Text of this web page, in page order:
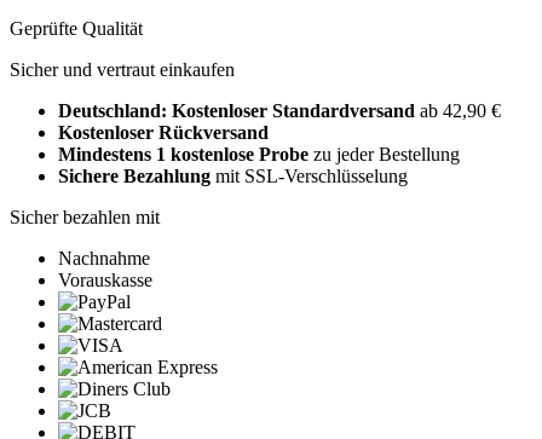
Geprüfte Qualität
Sicher und vertraut einkaufen
Deutschland: Kostenloser Standardversand ab 42,90 €
Kostenloser Rückversand
Mindestens 1 kostenlose Probe zu jeder Bestellung
Sichere Bezahlung mit SSL-Verschlüsselung
Sicher bezahlen mit
Nachnahme
Vorauskasse